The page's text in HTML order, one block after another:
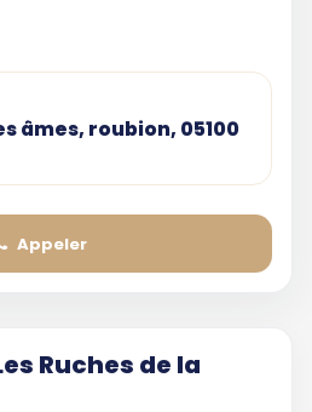
âmes, roubion, 05100
Appeler
Ruches de la